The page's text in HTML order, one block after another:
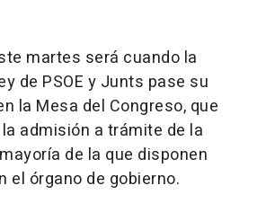
martes será cuando la
de PSOE y Junts pase su
la Mesa del Congreso, que
admisión a trámite de la
de la que disponen
el órgano de gobierno.